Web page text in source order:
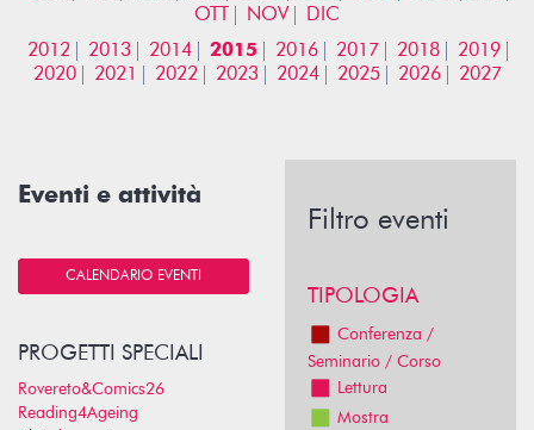
OTT
NOV
DIC
2012
2013 2014 2015 2016 2017 2018
2019
2020
2021 2022 2023 2024 2025 2026 2027
Eventi e attività
CALENDARIO EVENTI
PROGETTI SPECIALI
Rovereto&Comics26
Reading4Ageing
Filtro eventi
TIPOLOGIA
Conferenza /
Seminario / Corso
Lettura
Mostra